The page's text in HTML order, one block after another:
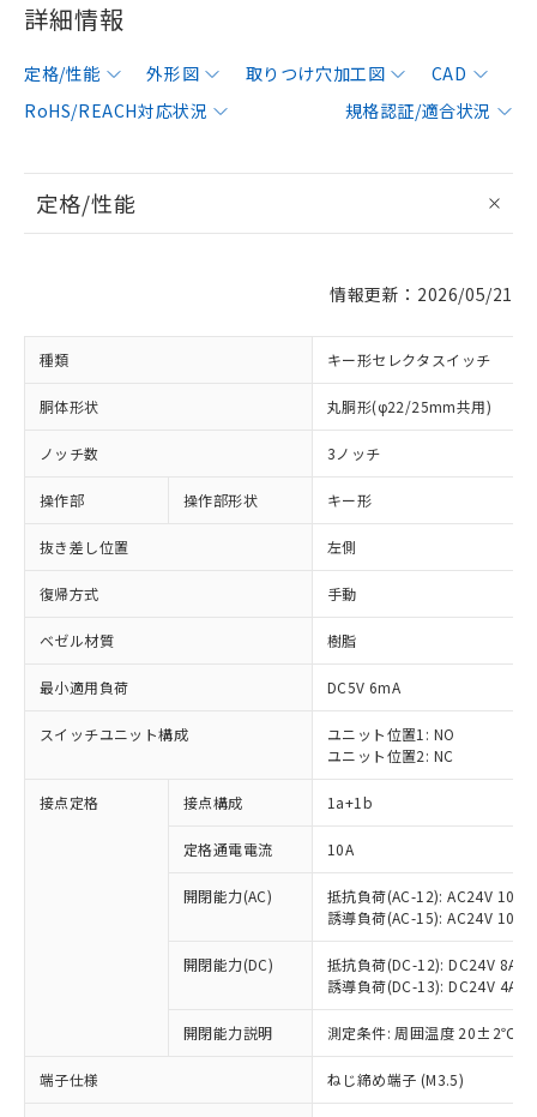
詳細情報
定格/性能 外形図 取りつけ穴加工図
CAD
RoHS/REACH対応状況
規格認証/適合状況
定格/性能
情報更新：2026/05/21
種類 キー形セレクタスイッチ
胴体形状 丸胴形(φ22/25mm共用)
ノッチ数 3ノッチ
操作部 操作部形状 キー形
抜き差し位置 左側
復帰方式 手動
ベゼル材質 樹脂
最小適用負荷 DC5V 6mA
スイッチユニット構成
ユニット位置1: NO
ユニット位置2: NC
接点定格 接点構成 1a+1b
定格通電電流 10A
開閉能力(AC)
抵抗負荷(AC-12): AC24V 10A/
誘導負荷(AC-15): AC24V
開閉能力(DC)
抵抗負荷(DC-12): DC24V 8A/
誘導負荷(DC-13): DC24V 4A/
開閉能力説明 測定条件: 周囲温度 20±2℃、
端子仕様 ねじ締め端子 (M3.5)
※1 対応状況
対応済み：EU RoHS指令（10物質）の
非含有に対応した製品が提供可能な商品で